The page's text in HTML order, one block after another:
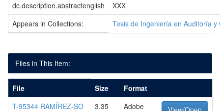
dc.description.abstractenglish
XXX
Appears in Collections:
Tesis de Ingeniería en Auditoría
Files in This Item:
File Size
Format
T-95344 RAMÍREZ-SO
3.35
Adobe